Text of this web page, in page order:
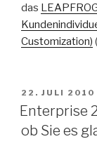
das
Customization)
AM
22. JULI 2010
Enterprise
ob Sie es